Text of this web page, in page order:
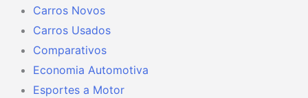
Carros Novos
Carros Usados
Comparativos
Economia Automotiva
Esportes a Motor